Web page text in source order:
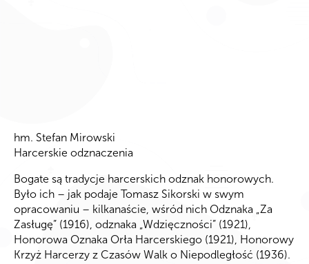
hm. Stefan Mirowski
Harcerskie odznaczenia
Bogate są tradycje harcerskich odznak honorowych.
Było ich – jak podaje Tomasz Sikorski w swym
opracowaniu – kilkanaście, wśród nich Odznaka „Za
Zasługę” (1916), odznaka „Wdzięczności” (1921),
Honorowa Oznaka Orła Harcerskiego (1921), Honorowy
Krzyż Harcerzy z Czasów Walk o Niepodległość (1936).